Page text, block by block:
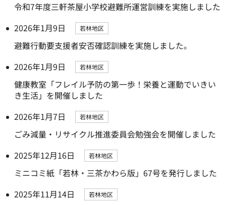
令和7年度三軒茶屋小学校避難所運営訓練を実施しました
2026年1月9日
若林地区
避難行動要支援者安否確認訓練を実施しました。
2026年1月9日
若林地区
健康教室「フレイル予防の第一歩！栄養と運動でいきい
き生活」を開催しました
2026年1月7日
若林地区
ごみ減量・リサイクル推進委員会勉強会を開催しました
2025年12月16日
若林地区
ミニコミ紙「若林・三茶かわら版」67号を発行しました
2025年11月14日
若林地区